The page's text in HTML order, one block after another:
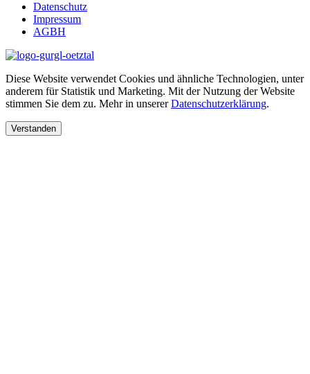
Datenschutz
Impressum
AGBH
Diese Website verwendet Cookies und ähnliche Technologien, unter
anderem für Statistik und Marketing. Mit der Nutzung der Website
stimmen Sie dem zu. Mehr in unserer Datenschutzerklärung.
Verstanden